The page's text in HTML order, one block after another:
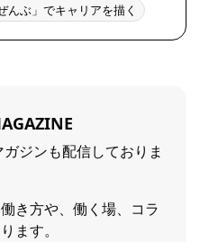
んぶ」でキャリアを描く
ジンも配信しておりま
き方や、働く場、コラ
ます。